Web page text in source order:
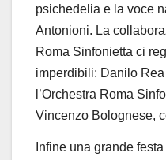
psichedelia e la voce
Antonioni. La
Roma Sinfonietta ci
imperdibili: Danilo Rea
l’Orchestra Roma
Vincenzo Bolognese,
Infine una grande festa